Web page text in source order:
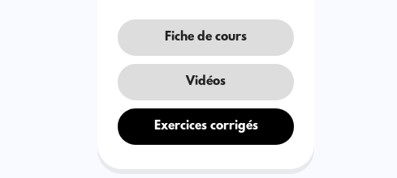
Fiche de cours
Vidéos
Exercices corrigés